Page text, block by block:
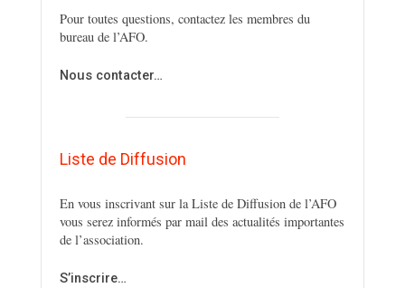
Pour toutes questions, contactez les membres du
bureau de l’AFO.
Nous contacter…
Liste de Diffusion
En vous inscrivant sur la Liste de Diffusion de l’AFO
vous serez informés par mail des actualités importantes
de l’association.
S’inscrire…